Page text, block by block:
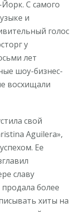
С самого
и
голос
у
лет
шоу-бизнес-
восхищали
свой
Aguilera»,
Ее
славу
более
хиты на